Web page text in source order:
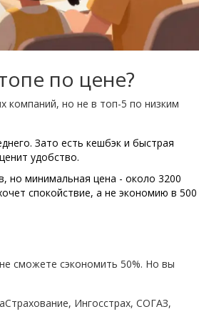
по цене?
компаний, но не в топ-5 по низким
Зато есть кешбэк и быстрая
удобство.
но минимальная цена - около 3200
спокойствие, а не экономию в 500
сможете сэкономить 50%. Но вы
Ингосстрах, СОГАЗ,